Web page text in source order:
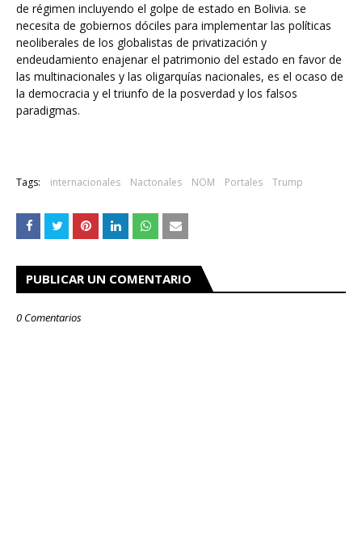
de régimen incluyendo el golpe de estado en Bolivia. se
necesita de gobiernos dóciles para implementar las políticas
neoliberales de los globalistas de privatización y
endeudamiento enajenar el patrimonio del estado en favor de
las multinacionales y las oligarquías nacionales, es el ocaso de
la democracia y el triunfo de la posverdad y los falsos
paradigmas.
Tags: internacionales Nactonales NOM Portales Trump
PUBLICAR UN COMENTARIO
0 Comentarios